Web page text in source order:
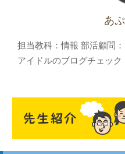
あ
担当教科：情報 部活顧問
アイドルのブログチェック